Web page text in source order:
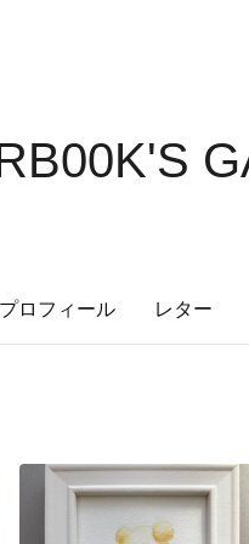
プロフィール レター